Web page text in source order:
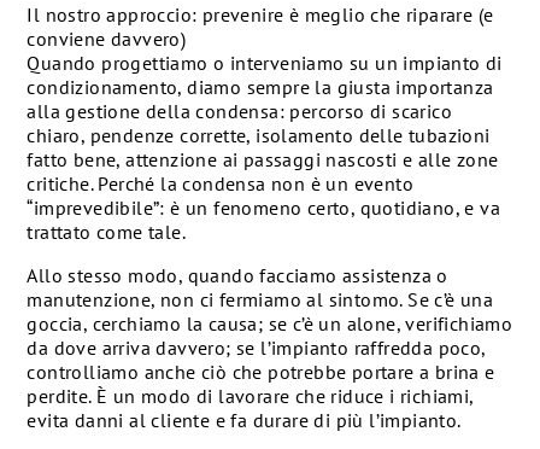
Il nostro approccio: prevenire è meglio che riparare (e
conviene davvero)
Quando progettiamo o interveniamo su un impianto di
condizionamento, diamo sempre la giusta importanza
alla gestione della condensa: percorso di scarico
chiaro, pendenze corrette, isolamento delle tubazioni
fatto bene, attenzione ai passaggi nascosti e alle zone
critiche. Perché la condensa non è un evento
“imprevedibile”: è un fenomeno certo, quotidiano, e va
trattato come tale.
Allo stesso modo, quando facciamo assistenza o
manutenzione, non ci fermiamo al sintomo. Se c’è una
goccia, cerchiamo la causa; se c’è un alone, verifichiamo
da dove arriva davvero; se l’impianto raffredda poco,
controlliamo anche ciò che potrebbe portare a brina e
perdite. È un modo di lavorare che riduce i richiami,
evita danni al cliente e fa durare di più l’impianto.